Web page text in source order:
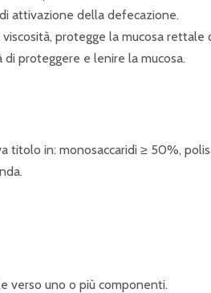
attivazione della defecazione.
protegge la mucosa
proteggere e lenire la mucosa.
titolo in: monosaccaridi ≥ 50%,
verso uno o più componenti.